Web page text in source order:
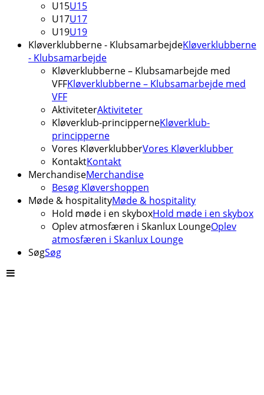
U15U15
U17U17
U19U19
Kløverklubberne - KlubsamarbejdeKløverklubberne
- Klubsamarbejde
Kløverklubberne – Klubsamarbejde med
VFFKløverklubberne – Klubsamarbejde med
VFF
AktiviteterAktiviteter
Kløverklub-principperneKløverklub-
principperne
Vores KløverklubberVores Kløverklubber
KontaktKontakt
MerchandiseMerchandise
Besøg Kløvershoppen
Møde & hospitalityMøde & hospitality
Hold møde i en skyboxHold møde i en skybox
Oplev atmosfæren i Skanlux LoungeOplev
atmosfæren i Skanlux Lounge
SøgSøg